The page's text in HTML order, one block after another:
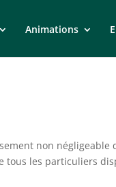
Animations
non
tous les particuliers